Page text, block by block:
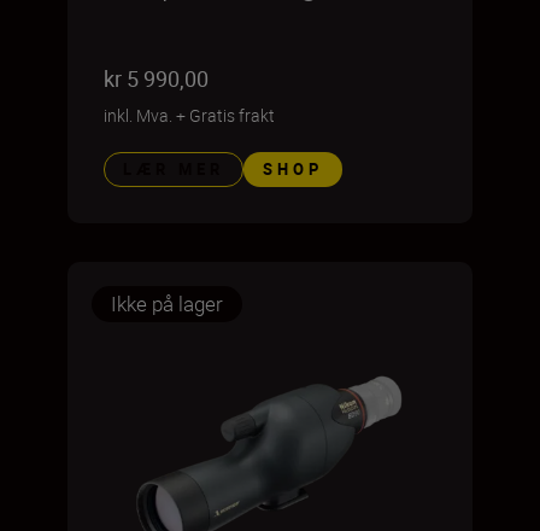
kr 5 990,00
inkl. Mva. + Gratis frakt
SHOP
Ikke på lager